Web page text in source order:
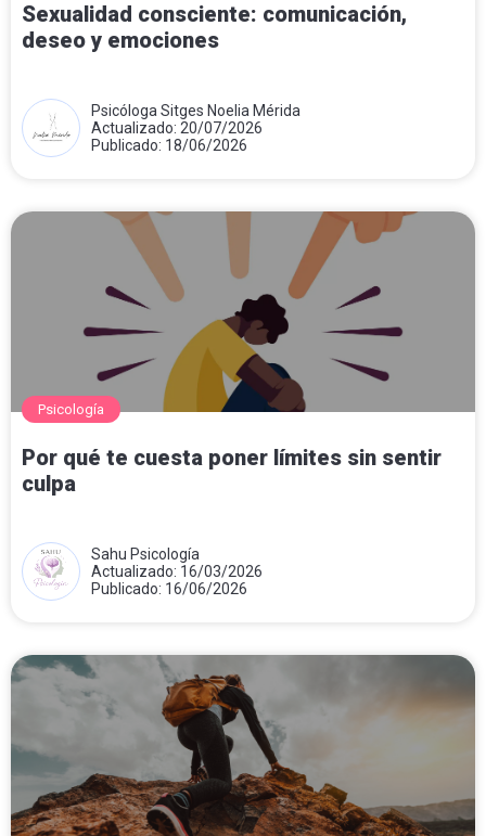
Sexualidad consciente: comunicación,
deseo y emociones
Psicóloga Sitges Noelia Mérida
Actualizado: 20/07/2026
Publicado: 18/06/2026
Psicología
Por qué te cuesta poner límites sin sentir
culpa
Sahu Psicología
Actualizado: 16/03/2026
Publicado: 16/06/2026